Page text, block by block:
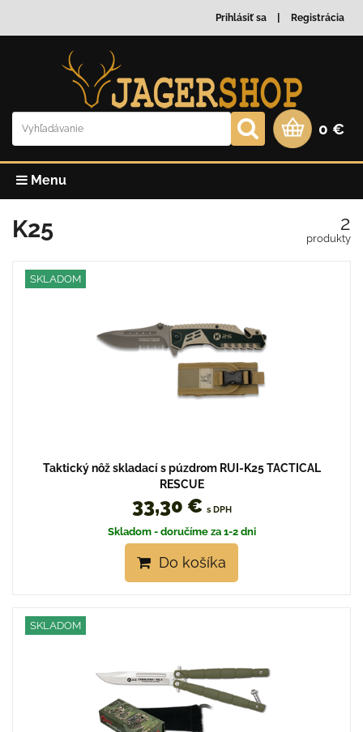
Prihlásiť sa Registrácia
0 €
Menu
K25 2
produkty
SKLADOM
Taktický nôž skladací s púzdrom RUI-K25 TACTICAL
RESCUE
33,30 € s DPH
Skladom - doručíme za 1-2 dni
Do košíka
SKLADOM